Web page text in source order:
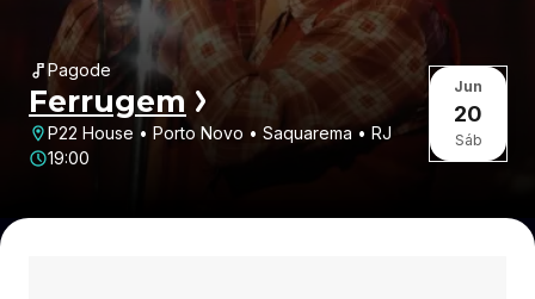
Pagode
Ferrugem
P22 House • Porto Novo • Saquarema • RJ
19:00
Jun
20
Sáb